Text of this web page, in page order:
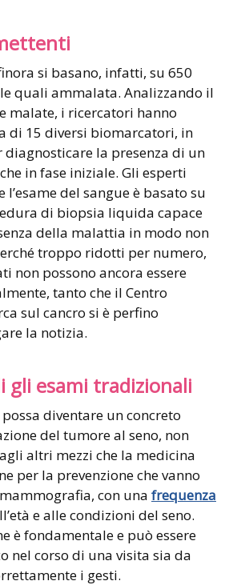
si basano, infatti, su 650
quali ammalata. Analizzando il
malate, i ricercatori hanno
di 15 diversi biomarcatori, in
la presenza di un
in fase iniziale. Gli esperti
l’esame del sangue è basato su
di biopsia liquida capace
della malattia in modo non
troppo ridotti per numero,
non possono ancora essere
tanto che il Centro
sul cancro si è perfino
la notizia.
gli esami tradizionali
diventare un concreto
del tumore al seno, non
altri mezzi che la medicina
per la prevenzione che vanno
con una frequenza
e alle condizioni del seno.
è fondamentale e può essere
nel corso di una visita sia da
i gesti.